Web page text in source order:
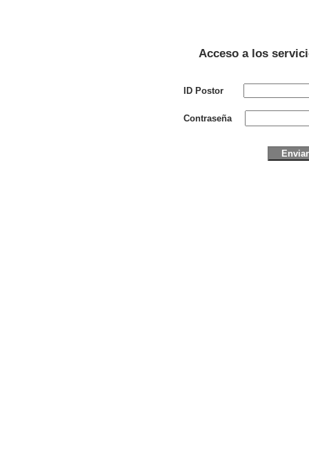
Acceso a los
ID Postor
Contraseña